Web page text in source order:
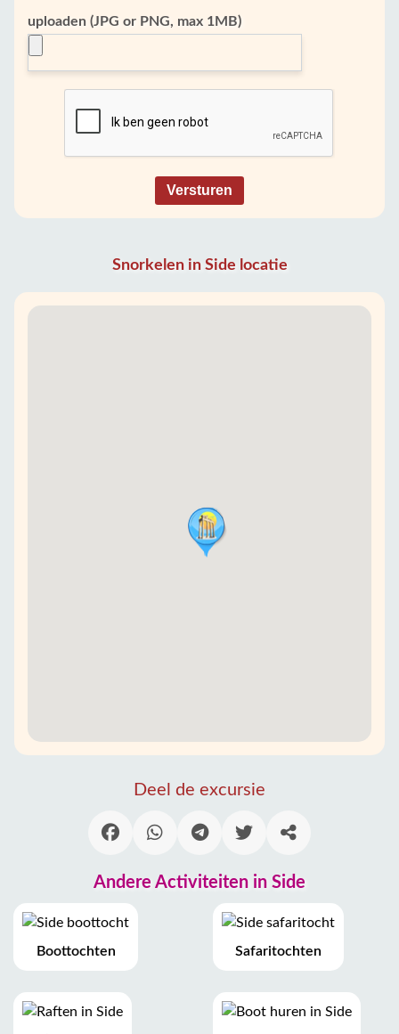
uploaden (JPG or PNG, max 1MB)
Versturen
Snorkelen in Side locatie
Deel de excursie
Andere Activiteiten in Side
Boottochten Safaritochten